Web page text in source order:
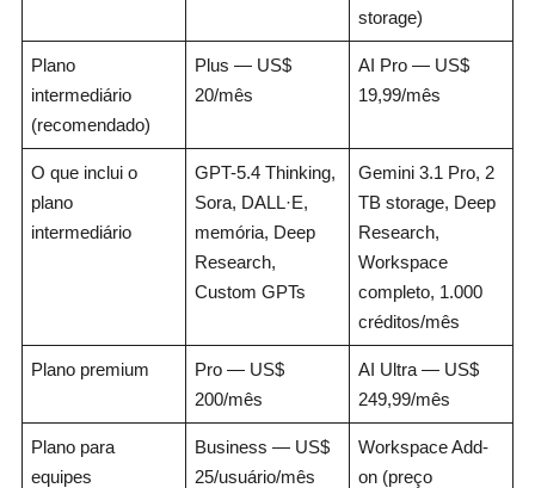
storage)
Plano
intermediário
(recomendado)
Plus — US$
20/mês
AI Pro — US$
19,99/mês
O que inclui o
plano
intermediário
GPT-5.4 Thinking,
Sora, DALL·E,
memória, Deep
Research,
Custom GPTs
Gemini 3.1 Pro, 2
TB storage, Deep
Research,
Workspace
completo, 1.000
créditos/mês
Plano premium
Pro — US$
200/mês
AI Ultra — US$
249,99/mês
Plano para
equipes
Business — US$
25/usuário/mês
Workspace Add-
on (preço